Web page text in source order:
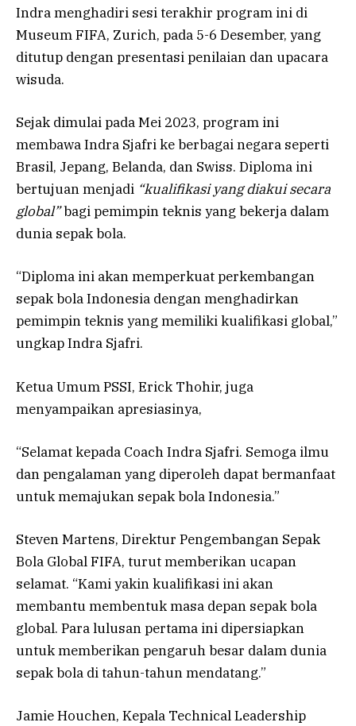
Indra menghadiri sesi terakhir program ini di
Museum FIFA, Zurich, pada 5-6 Desember, yang
ditutup dengan presentasi penilaian dan upacara
wisuda.
Sejak dimulai pada Mei 2023, program ini
membawa Indra Sjafri ke berbagai negara seperti
Brasil, Jepang, Belanda, dan Swiss. Diploma ini
bertujuan menjadi “kualifikasi yang diakui secara
global”bagi pemimpin teknis yang bekerja dalam
dunia sepak bola.
“Diploma ini akan memperkuat perkembangan
sepak bola Indonesia dengan menghadirkan
pemimpin teknis yang memiliki kualifikasi global,”
ungkap Indra Sjafri.
Ketua Umum PSSI, Erick Thohir, juga
menyampaikan apresiasinya,
“Selamat kepada Coach Indra Sjafri. Semoga ilmu
dan pengalaman yang diperoleh dapat bermanfaat
untuk memajukan sepak bola Indonesia.”
Steven Martens, Direktur Pengembangan Sepak
Bola Global FIFA, turut memberikan ucapan
selamat. “Kami yakin kualifikasi ini akan
membantu membentuk masa depan sepak bola
global. Para lulusan pertama ini dipersiapkan
untuk memberikan pengaruh besar dalam dunia
sepak bola di tahun-tahun mendatang.”
Jamie Houchen, Kepala Technical Leadership